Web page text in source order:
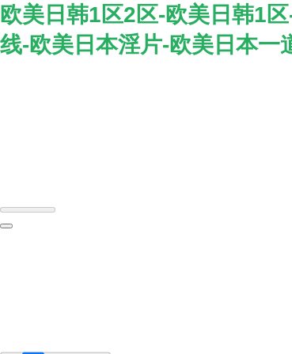
欧美日韩1区2区-欧美日韩1
线-欧美日本淫片-欧美日本一